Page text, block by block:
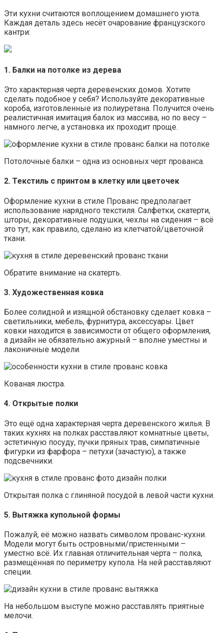
Эти кухни считаются воплощением домашнего уюта.
Каждая деталь здесь несёт очарование французского
кантри:
1. Балки на потолке из дерева
Это характерная черта деревенских домов. Хотите
сделать подобное у себя? Используйте декоративные
короба, изготовленные из полиуретана. Получится очень
реалистичная имитация балок из массива, но по весу –
намного легче, а установка их проходит проще.
Потолочные балки – одна из основных черт прованса.
2. Текстиль с принтом в клетку или цветочек
Оформление кухни в стиле Прованс предполагает
использование нарядного текстиля. Салфетки, скатерти,
шторы, декоративные подушки, чехлы на сидения – всё
это тут, как правило, сделано из клетчатой/цветочной
ткани.
Обратите внимание на скатерть.
3. Художественная ковка
Более солидной и изящной обстановку сделает ковка –
светильники, мебель, фурнитура, аксессуары. Цвет
ковки находится в зависимости от общего оформления,
а дизайн не обязательно ажурный – вполне уместны и
лаконичные модели.
Кованая люстра.
4. Открытые полки
Это ещё одна характерная черта деревенского жилья. В
таких кухнях на полках расставляют комнатные цветы,
эстетичную посуду, пучки пряных трав, симпатичные
фигурки из фарфора – петухи (зачастую), а также
подсвечники.
Открытая полка с глиняной посудой в левой части кухни.
5. Вытяжка купольной формы
Пожалуй, её можно назвать символом прованс-кухни.
Модели могут быть островными/пристенными –
уместно всё. Их главная отличительная черта – полка,
размещённая по периметру купола. На ней расставляют
специи.
На небольшом выступе можно расставлять приятные
мелочи.